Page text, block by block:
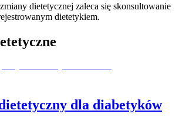
dietetycznej zaleca się skonsultowanie
dietetykiem.
dla diabetyków